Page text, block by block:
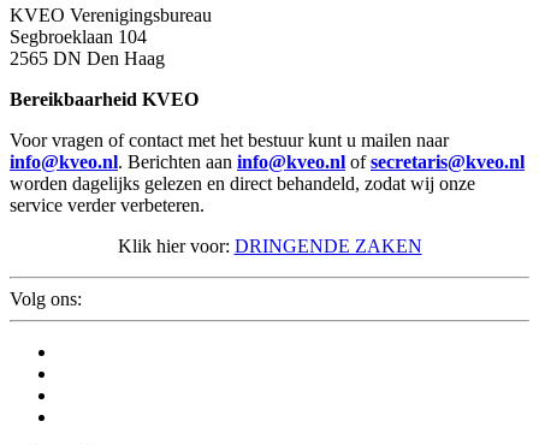
KVEO Verenigingsbureau
Segbroeklaan 104
2565 DN Den Haag
Bereikbaarheid KVEO
Voor vragen of contact met het bestuur kunt u mailen naar
info@kveo.nl. Berichten aan info@kveo.nl ofsecretaris@kveo.nl
worden dagelijks gelezen en direct behandeld, zodat wij onze
service verder verbeteren.
Klik hier voor: DRINGENDE ZAKEN
Volg ons: